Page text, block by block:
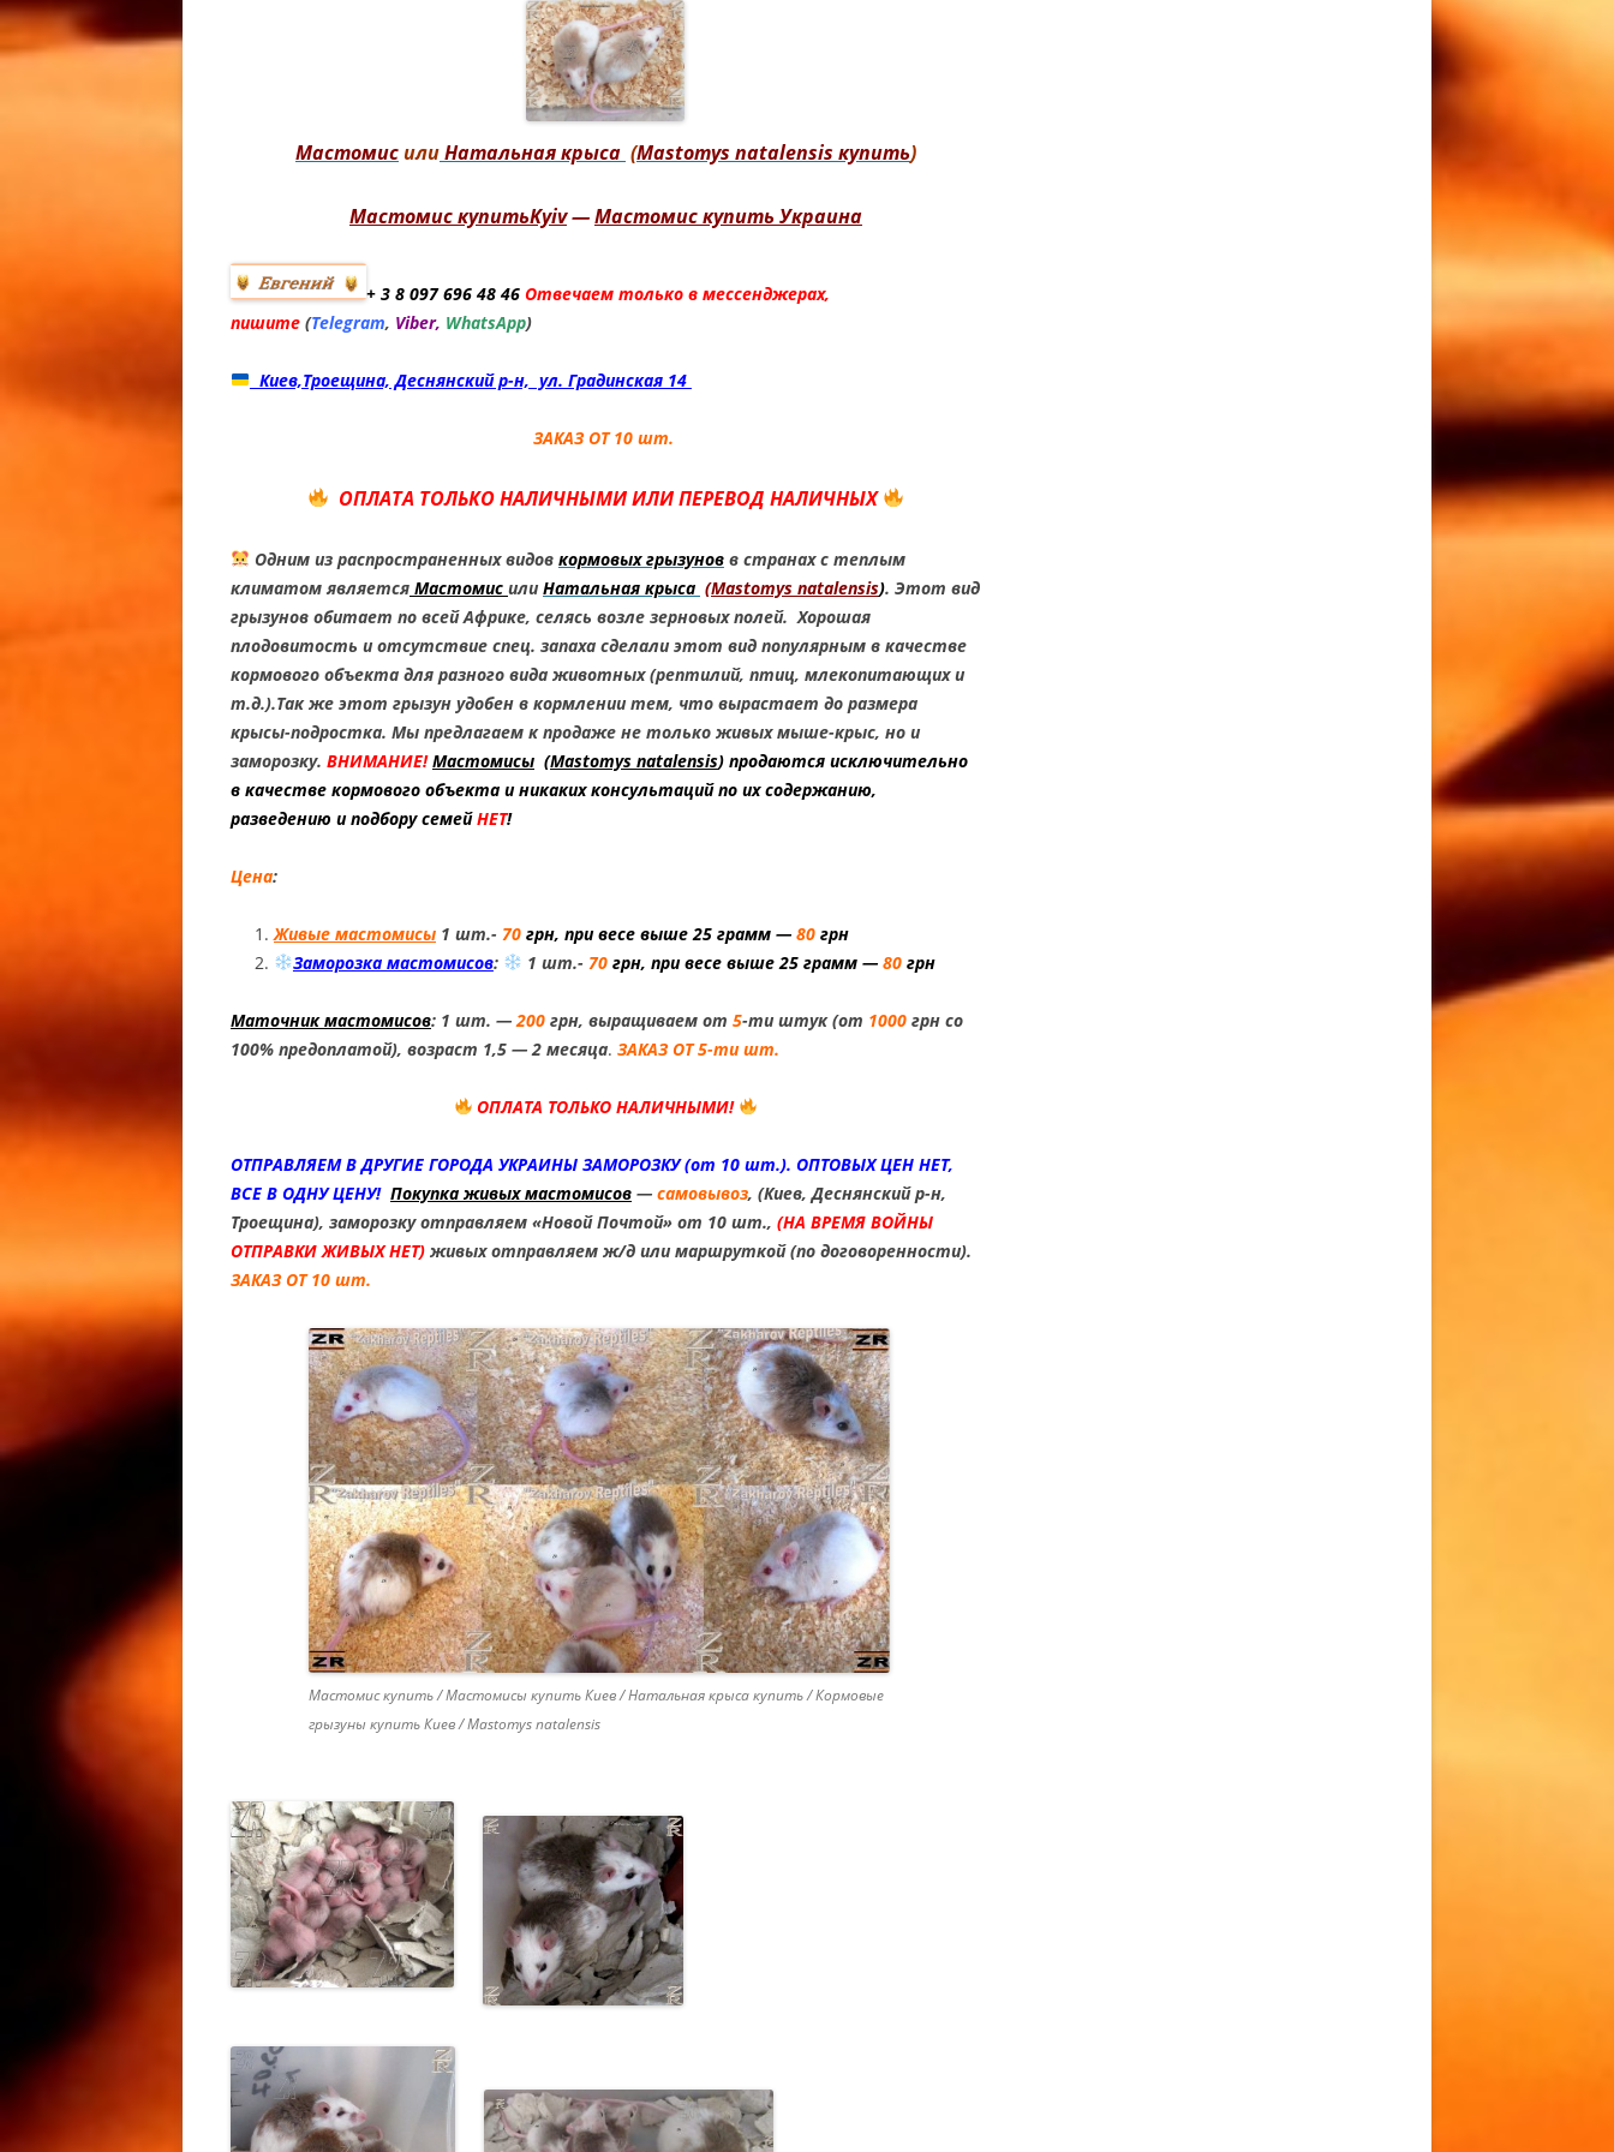
АФРИКАНСКИЙ
ТОЛСТОХВОСТЫЙ ГЕККОН
МОРФЫ AMELANISTIC /
AMELANISTIC HEMITHECONYX
TAILED GECKO
ГЕМИТЕКОНИКС ВАЙТ АУТ /
OUT / WHITE OUT HEMITHECONYX
CAUDICINCTUS / WHITE OUT FAT
АФРИКАНСКИЙ
МОРФЫ ZERO / ZERO
ГЕМИТЕКОНИКС ЗУЛУ /
АФРИКАНСКИЙ
ТОЛСТОХВОСТЫЙ ГЕККОН ZULU
/ ZULU HEMITHECONYX
CAUDICINCTUS / ZULU FAT TAILED
GECKO
ГЕМИТЕКОНИКС КАРАМЕЛЬ
АЛЬБИНО / АФРИКАНСКИЙ
CAUDICINCTUS / CARAMEL
ALBINO FAT TAILED GECKO
ГЕМИТЕКОНИКС ПАТТЕРНЛЕСС /
АФРИКАНСКИЙ
ТОЛСТОХВОСТЫЙ ГЕККОН
CAUDICINCTUS / PATTERNLESS
FAT TAILED GECKO
КОЛЬЦЕХВОСТЫЙ ВАРАН /
VARANUS ACANTHURUS / КУПИТЬ
ВАРАНА / КУПИТЬ VARANUS
ACANTHURUS / ПРОДАМ
VARANUS ACANTHURUS /
СОДЕРЖАНИЕ VARANUS
ACANTHURUS
КОРМЛЕНИЕ ЭУБЛЕФАРА /
КОРМЛЕНИЕ ЛЕОПАРДОВЫХ
ГЕККОНОВ / КОРМЛЕНИЕ
EUBLEPHARIS MACULARIUS /
МОРФЫ ЭУБЛЕФАРА / МОРФЫ
ЛЕОПАРДОВЫХ ГЕККОНОВ /
LEOPARD GECKO MORPHS /
ЛЕОПАРДОВЫЙ ГЕККОН МОРФЫ
BELL ALBINO / EUBLEPHARIS
РАЗВЕДЕНИЕ ЭУБЛЕФАРОВ /
РАЗВЕДЕНИЕ ЛЕОПАРДОВЫХ
ГЕККОНОВ / LEOPARD GECKO
BREEDING / EUBLEPHARIS
РЕСНИТЧАТЫЙ БАНАНОЕД КИЕВ
/ РЕСНИТЧАТЫЙ БАНАНОЕД
МастомисилиНатальная крыса (Mastomys natalensis купить)
Мастомис купитьKyiv—Мастомис купить Украина
+ 3 8 097 696 48 46 Отвечаем только в мессенджерах,
пишите (Telegram, Viber, WhatsApp)
Киев,Троещина, Деснянский р-н, ул. Градинская 14
ЗАКАЗ ОТ 10 шт.
ОПЛАТА ТОЛЬКО НАЛИЧНЫМИ ИЛИ ПЕРЕВОД НАЛИЧНЫХ
Одним из распространенных видов кормовых грызуновв странах с теплым
климатом является Мастомис или Натальная крыса (Mastomys natalensis). Этот вид
грызунов обитает по всей Африке, селясь возле зерновых полей. Хорошая
плодовитость и отсутствие спец. запаха сделали этот вид популярным в качестве
кормового объекта для разного вида животных (рептилий, птиц, млекопитающих и
т.д.).Так же этот грызун удобен в кормлении тем, что вырастает до размера
крысы-подростка. Мы предлагаем к продаже не только живых мыше-крыс, но и
заморозку. ВНИМАНИЕ!Мастомисы (Mastomys natalensis) продаются исключительно
в качестве кормового объекта и никаких консультаций по их содержанию,
разведению и подбору семейНЕТ!
Цена:
Живые мастомисы 1 шт.- 70 грн, при весе выше 25 грамм — 80 грн
Заморозка мастомисов: 1 шт.- 70 грн, при весе выше 25 грамм — 80 грн1.
Маточник мастомисов: 1 шт. — 200 грн, выращиваем от 5-ти штук (от 1000 грн со
100% предоплатой), возраст 1,5 — 2 месяца. ЗАКАЗ ОТ 5-ти шт.
ОПЛАТА ТОЛЬКО НАЛИЧНЫМИ!
ОТПРАВЛЯЕМ В ДРУГИЕ ГОРОДА УКРАИНЫ ЗАМОРОЗКУ (от 10 шт.). ОПТОВЫХ ЦЕН НЕТ,
ВСЕ В ОДНУ ЦЕНУ! Покупка живых мастомисов — самовывоз, (Киев, Деснянский р-н,
Троещина), заморозку отправляем «Новой Почтой» от 10 шт., (НА ВРЕМЯ ВОЙНЫ
ОТПРАВКИ ЖИВЫХ НЕТ) живых отправляем ж/д или маршруткой (по договоренности).
ЗАКАЗ ОТ 10 шт.
Мастомис купить / Мастомисы купить Киев / Натальная крыса купить / Кормовые
грызуны купить Киев / Mastomys natalensis